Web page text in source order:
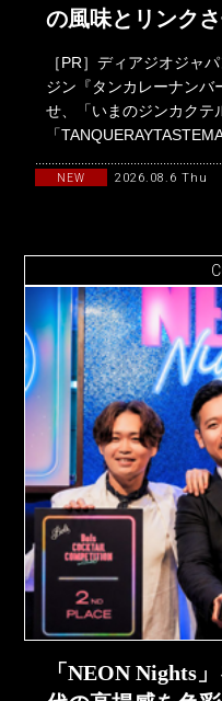
の風味とリンク
［PR］ディアジオジャ
ジン『タンカレーナンバ
せ、「いまのジンカクテ
「
NEW 2026.08.6 Thu
「NEON Nights